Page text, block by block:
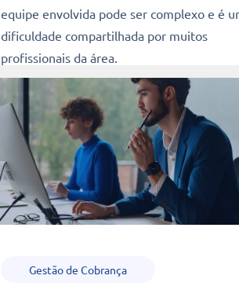
equipe envolvida pode ser complexo e é
dificuldade compartilhada por muitos
profissionais da área.
10 min
Gestão de Cobrança